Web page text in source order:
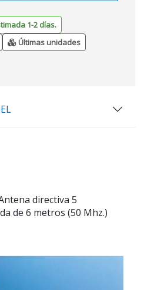
1-2 días.
Últimas unidades
directiva 5
de 6 metros (50 Mhz.)